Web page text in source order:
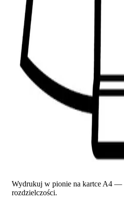
Wydrukuj w pionie na kartce A4
rozdzielczości.